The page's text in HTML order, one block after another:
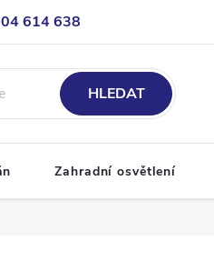
614 638
osvetleni.cz
Odstoupení od smlouvy
HLEDAT
Zahradní osvětlení